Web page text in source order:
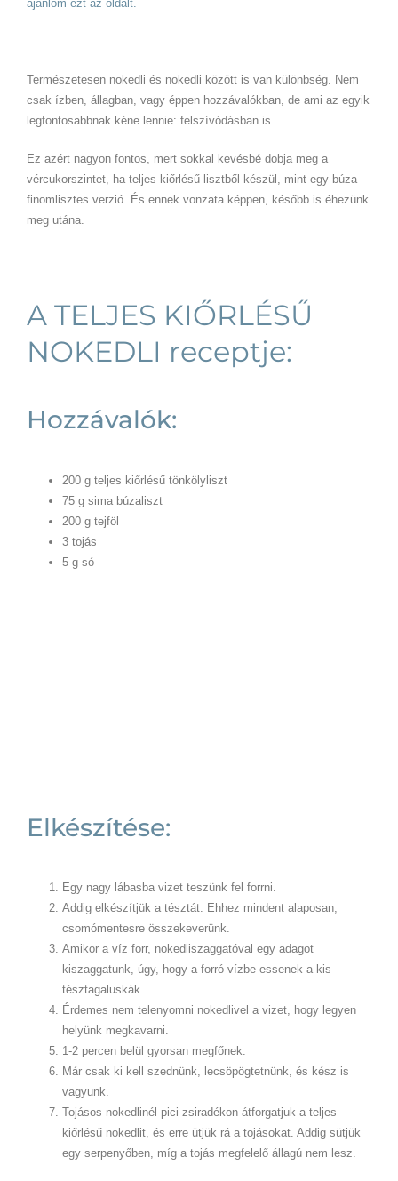
ajánlom ezt az oldalt.
Természetesen nokedli és nokedli között is van különbség. Nem
csak ízben, állagban, vagy éppen hozzávalókban, de ami az egyik
legfontosabbnak kéne lennie: felszívódásban is.
Ez azért nagyon fontos, mert sokkal kevésbé dobja meg a
vércukorszintet, ha teljes kiőrlésű lisztből készül, mint egy búza
finomlisztes verzió. És ennek vonzata képpen, később is éhezünk
meg utána.
A TELJES KIŐRLÉSŰ
NOKEDLI receptje:
Hozzávalók:
200 g teljes kiőrlésű tönkölyliszt
75 g sima búzaliszt
200 g tejföl
3 tojás
5 g só
Elkészítése:
Egy nagy lábasba vizet teszünk fel forrni.
Addig elkészítjük a tésztát. Ehhez mindent alaposan,
csomómentesre összekeverünk.
Amikor a víz forr, nokedliszaggatóval egy adagot
kiszaggatunk, úgy, hogy a forró vízbe essenek a kis
tésztagaluskák.
Érdemes nem telenyomni nokedlivel a vizet, hogy legyen
helyünk megkavarni.
1-2 percen belül gyorsan megfőnek.
Már csak ki kell szednünk, lecsöpögtetnünk, és kész is
vagyunk.
Tojásos nokedlinél pici zsiradékon átforgatjuk a teljes
kiőrlésű nokedlit, és erre ütjük rá a tojásokat. Addig sütjük
egy serpenyőben, míg a tojás megfelelő állagú nem lesz.